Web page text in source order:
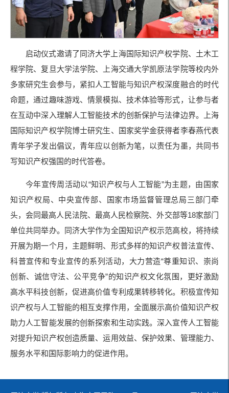
启动仪式邀请了同济大学上海国际知识产权学院、土木工
程学院、复旦大学法学院、上海交通大学凯原法学院等校内外
多家研究生会参与，紧扣人工智能与知识产权深度融合的时代
命题，通过趣味游戏、情景模拟、技术体验等形式，让参与者
在互动中深入理解人工智能技术的创新保护与法律边界。上海
国际知识产权学院博士研究生、国家奖学金获得者李春燕代表
青年学子发出倡议，青年应以创新为笔，以责任为墨，共同书
写知识产权强国的时代答卷。
今年宣传周活动以“知识产权与人工智能”为主题，由国家
知识产权局、中央宣传部、国家市场监督管理总局三部门牵
头，会同最高人民法院、最高人民检察院、外交部等18家部门
单位共同举办。同济大学作为全国知识产权示范高校，将持续
开展为期一个月，主题鲜明、形式多样的知识产权普法宣传、
科普宣传和专业宣传的系列活动，大力营造“尊重知识、崇尚
创新、诚信守法、公平竞争”的知识产权文化氛围，更好激励
高水平科技创新，促进高价值专利成果转移转化。积极宣传知
识产权与人工智能的相互支撑作用，全面展示高价值知识产权
助力人工智能发展的创新探索和生动实践。深入宣传人工智能
对提升知识产权创造质量、运用效益、保护效果、管理能力、
服务水平和国际影响力的促进作用。